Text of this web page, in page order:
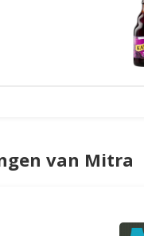
van Mitra